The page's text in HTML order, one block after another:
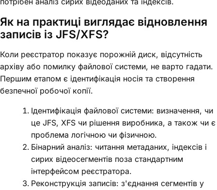
Як на практиці виглядає відновлення
записів із JFS/XFS?
Коли реєстратор показує порожній диск, відсутність
архіву або помилку файлової системи, не варто гадати.
Першим етапом є ідентифікація носія та створення
безпечної робочої копії.
Ідентифікація файлової системи: визначення, чи
це JFS, XFS чи рішення виробника, а також чи є
проблема логічною чи фізичною.
Бінарний аналіз: читання метаданих, індексів і
сирих відеосегментів поза стандартним
інтерфейсом реєстратора.
Реконструкція записів: з'єднання сегментів у